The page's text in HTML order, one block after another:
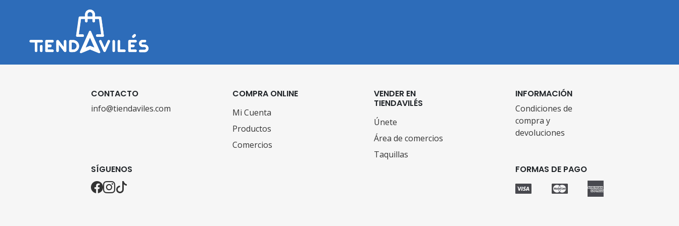
CONTACTO
info@tiendaviles.com
COMPRA ONLINE
Mi Cuenta
Productos
Comercios
VENDER EN
TIENDAVILÉS
Únete
Área de comercios
Taquillas
INFORMACIÓN
Condiciones de
compra y
devoluciones
SÍGUENOS FORMAS DE PAGO